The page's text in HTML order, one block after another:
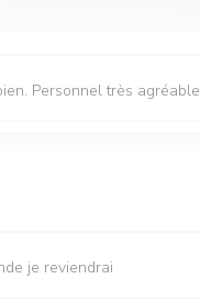
Personnel très agréable
je reviendrai